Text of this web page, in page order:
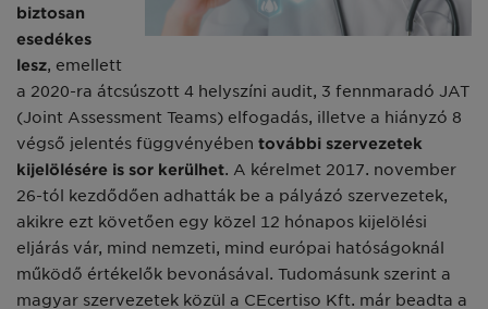
biztosan
esedékes
lesz, emellett
a 2020-ra átcsúszott 4 helyszíni audit, 3 fennmaradó JAT
(Joint Assessment Teams) elfogadás, illetve a hiányzó 8
végső jelentés függvényében további szervezetek
kijelölésére is sor kerülhet. A kérelmet 2017. november
26-tól kezdődően adhatták be a pályázó szervezetek,
akikre ezt követően egy közel 12 hónapos kijelölési
eljárás vár, mind nemzeti, mind európai hatóságoknál
működő értékelők bevonásával. Tudomásunk szerint a
magyar szervezetek közül a CEcertiso Kft. már beadta a